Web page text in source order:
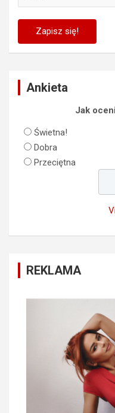
Ankieta
Jak
Świetna!
Dobra
Przeciętna
REKLAMA